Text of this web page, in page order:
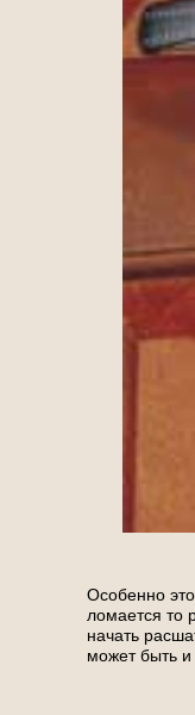
Особенно
ломается то
начать
может быть